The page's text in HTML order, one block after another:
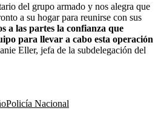
del grupo armado y nos alegra que
a su hogar para reunirse con sus
a las partes la confianza que
para llevar a cabo esta operación
Eller, jefa de la subdelegación del
Policía Nacional